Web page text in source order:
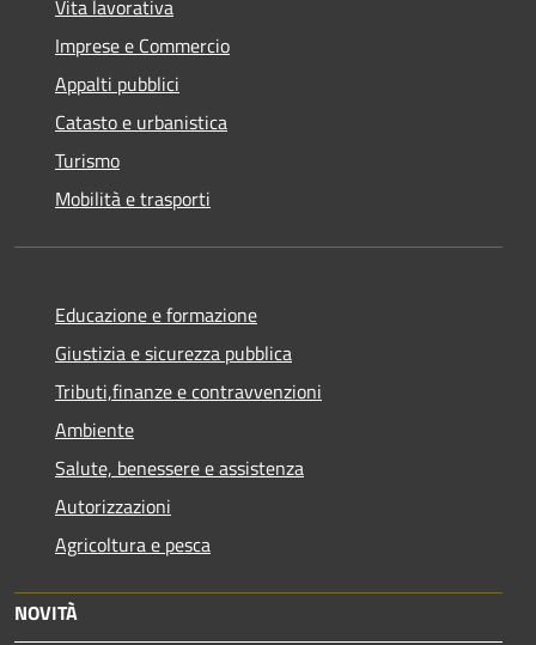
Vita lavorativa
Imprese e Commercio
Appalti pubblici
Catasto e urbanistica
Turismo
Mobilità e trasporti
Educazione e formazione
Giustizia e sicurezza pubblica
Tributi,finanze e contravvenzioni
Ambiente
Salute, benessere e assistenza
Autorizzazioni
Agricoltura e pesca
NOVITÀ